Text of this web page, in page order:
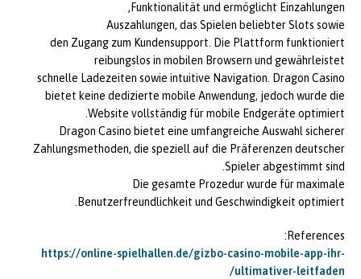
Funktionalität und ermöglicht Einzahlungen,
Auszahlungen, das Spielen beliebter Slots sowie
den Zugang zum Kundensupport. Die Plattform funktioniert
reibungslos in mobilen Browsern und gewährleistet
schnelle Ladezeiten sowie intuitive Navigation. Dragon Casino
bietet keine dedizierte mobile Anwendung, jedoch wurde die
Website vollständig für mobile Endgeräte optimiert.
Dragon Casino bietet eine umfangreiche Auswahl sicherer
Zahlungsmethoden, die speziell auf die Präferenzen deutscher
Spieler abgestimmt sind.
Die gesamte Prozedur wurde für maximale
Benutzerfreundlichkeit und Geschwindigkeit optimiert.
References:
https://online-spielhallen.de/gizbo-casino-mobile-app-ihr-
ultimativer-leitfaden/